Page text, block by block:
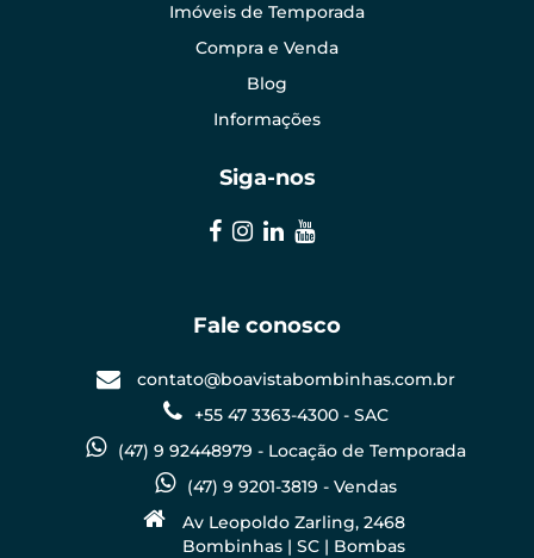
Imóveis de Temporada
Compra e Venda
Blog
Informações
Siga-nos
Fale conosco
contato@boavistabombinhas.com.br
+55 47 3363-4300 - SAC
(47) 9 92448979 - Locação de Temporada
(47) 9 9201-3819 - Vendas
Av Leopoldo Zarling, 2468
Bombinhas | SC | Bombas